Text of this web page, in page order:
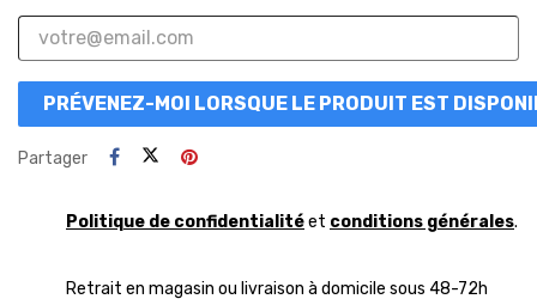
PRÉVENEZ-MOI LORSQUE LE PRODUIT EST
Partager
Politique de confidentialitéet conditions générales.
Retrait en magasin ou livraison à domicile sous 48-72h